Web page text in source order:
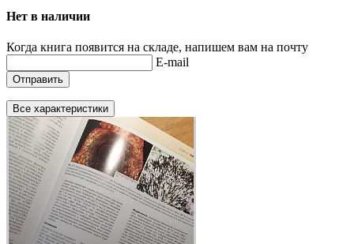
Нет в наличии
Когда книга появится на складе, напишем вам на почту
E-mail
Отправить
Все характеристики